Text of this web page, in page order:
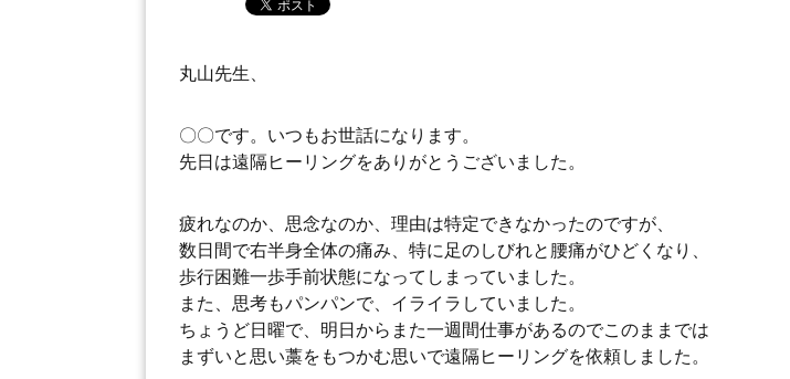
丸山先生、
〇〇です。いつもお世話になります。
先日は遠隔ヒーリングをありがとうございました。
疲れなのか、思念なのか、理由は特定できなかったのですが、
数日間で右半身全体の痛み、特に足のしびれと腰痛がひどくなり、
歩行困難一歩手前状態になってしまっていました。
また、思考もパンパンで、イライラしていました。
ちょうど日曜で、明日からまた一週間仕事があるのでこのままでは
まずいと思い藁をもつかむ思いで遠隔ヒーリングを依頼しました。